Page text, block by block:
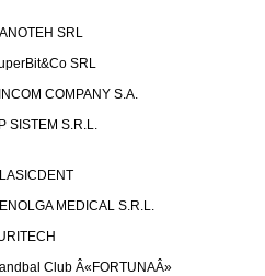
SRL
SRL
COMPANY S.A.
SISTEM S.R.L.
MEDICAL S.R.L.
Club Â«FORTUNAÂ»